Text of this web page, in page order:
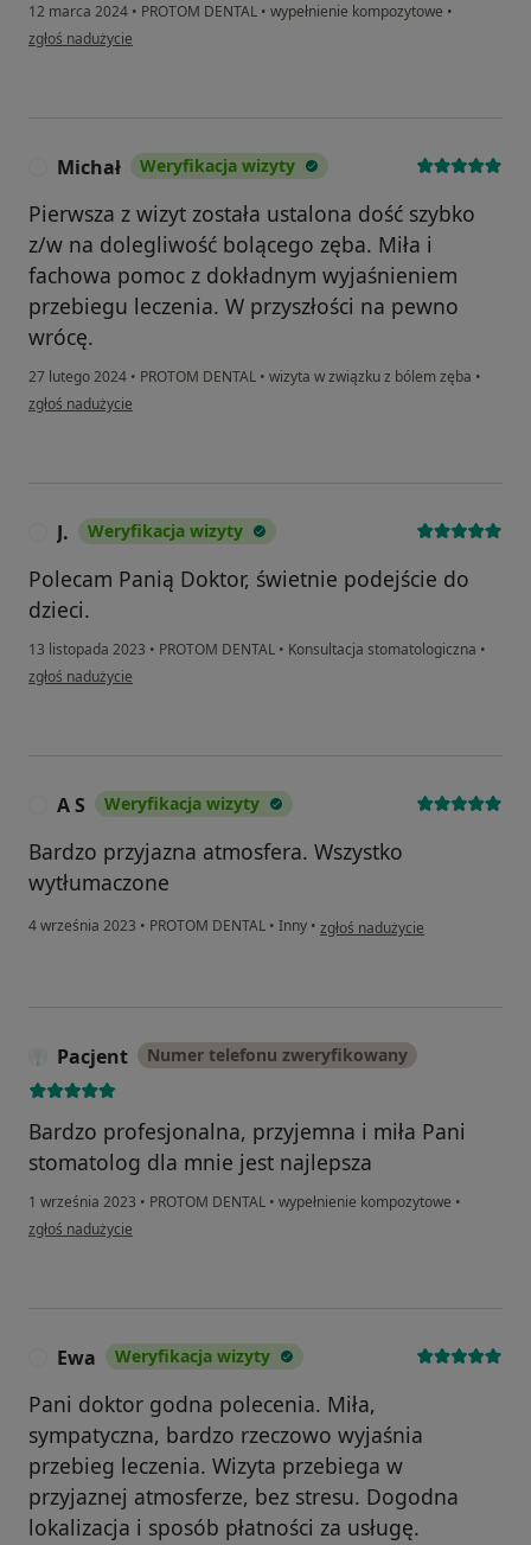
12 marca 2024 • PROTOM DENTAL • wypełnienie kompozytowe •
w opinii użytkownika M.K.
zgłoś nadużycie
Michał Weryfikacja wizyty
Pierwsza z wizyt została ustalona dość szybko
z/w na dolegliwość bolącego zęba. Miła i
fachowa pomoc z dokładnym wyjaśnieniem
przebiegu leczenia. W przyszłości na pewno
wrócę.
27 lutego 2024 • PROTOM DENTAL • wizyta w związku z bólem zęba •
w opinii użytkownika Michał
zgłoś nadużycie
J. Weryfikacja wizyty
Polecam Panią Doktor, świetnie podejście do
dzieci.
13 listopada 2023 • PROTOM DENTAL • Konsultacja stomatologiczna •
w opinii użytkownika J.
zgłoś nadużycie
A S Weryfikacja wizyty
Bardzo przyjazna atmosfera. Wszystko
wytłumaczone
4 września 2023 • PROTOM DENTAL • Inny • w opinii użytkownika A S
zgłoś nadużycie
Pacjent Numer telefonu zweryfikowany
Bardzo profesjonalna, przyjemna i miła Pani
stomatolog dla mnie jest najlepsza
1 września 2023 • PROTOM DENTAL • wypełnienie kompozytowe •
w opinii użytkownika Pacjent
zgłoś nadużycie
Ewa Weryfikacja wizyty
Pani doktor godna polecenia. Miła,
sympatyczna, bardzo rzeczowo wyjaśnia
przebieg leczenia. Wizyta przebiega w
przyjaznej atmosferze, bez stresu. Dogodna
lokalizacja i sposób płatności za usługę.